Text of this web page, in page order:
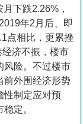
下跌2.26%，
年2月后、即
点相比，更累挫
济不振，楼市
风险。不过楼市
前外围经济形势
性制定应对预
定。